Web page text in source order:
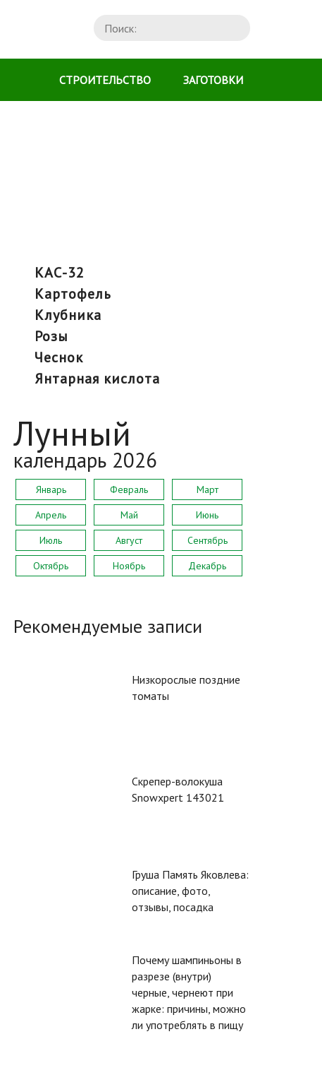
СТРОИТЕЛЬСТВО ЗАГОТОВКИ
КАС-32
картофель
клубника
розы
чеснок
янтарная кислота
Лунный
календарь 2026
Январь Февраль
Март
Апрель
Май
Июнь
Июль
Август
Сентябрь
Октябрь
Ноябрь Декабрь
Рекомендуемые записи
Низкорослые поздние
томаты
Скрепер-волокуша
Snowxpert 143021
Груша Память Яковлева:
описание, фото,
отзывы, посадка
Почему шампиньоны в
разрезе (внутри)
черные, чернеют при
жарке: причины, можно
ли употреблять в пищу